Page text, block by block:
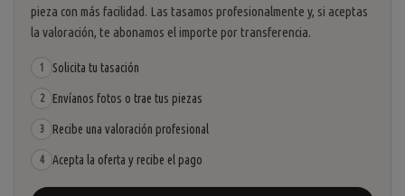
pieza con más facilidad. Las tasamos profesionalmente y, si aceptas
la valoración, te abonamos el importe por transferencia.
1 Solicita tu tasación
2 Envíanos fotos o trae tus piezas
3 Recibe una valoración profesional
4 Acepta la oferta y recibe el pago